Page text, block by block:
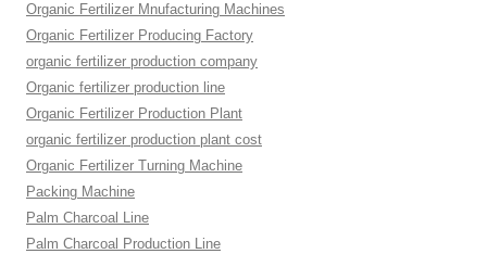
Organic Fertilizer Mnufacturing Machines
Organic Fertilizer Producing Factory
organic fertilizer production company
Organic fertilizer production line
Organic Fertilizer Production Plant
organic fertilizer production plant cost
Organic Fertilizer Turning Machine
Packing Machine
Palm Charcoal Line
Palm Charcoal Production Line